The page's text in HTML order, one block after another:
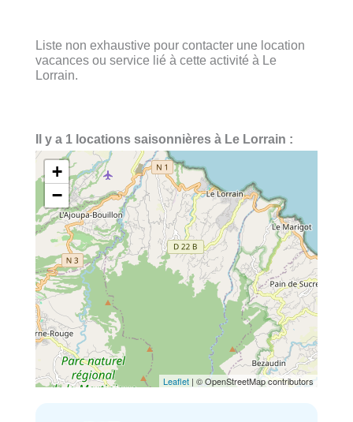
Liste non exhaustive pour contacter une location
vacances ou service lié à cette activité à Le
Lorrain.
Il y a 1 locations saisonnières à Le Lorrain :
+
−
Leaflet | © OpenStreetMap contributors